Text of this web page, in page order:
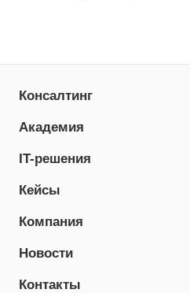
Консалтинг
Академия
IT-решения
Кейсы
Компания
Новости
Контакты